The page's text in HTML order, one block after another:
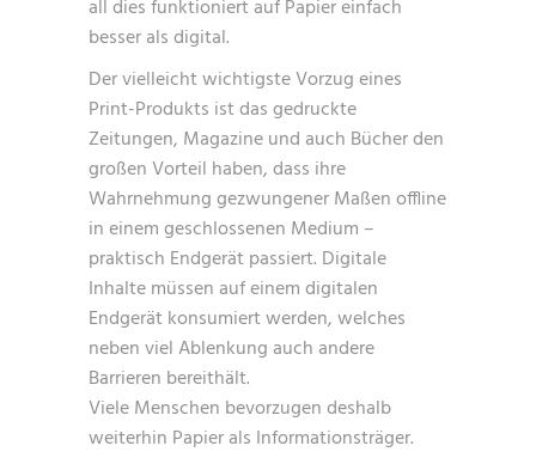
all dies funktioniert auf Papier einfach
besser als digital.
Der vielleicht wichtigste Vorzug eines
Print-Produkts ist das gedruckte
Zeitungen, Magazine und auch Bücher den
großen Vorteil haben, dass ihre
Wahrnehmung gezwungener Maßen offline
in einem geschlossenen Medium –
praktisch Endgerät passiert. Digitale
Inhalte müssen auf einem digitalen
Endgerät konsumiert werden, welches
neben viel Ablenkung auch andere
Barrieren bereithält.
Viele Menschen bevorzugen deshalb
weiterhin Papier als Informationsträger.